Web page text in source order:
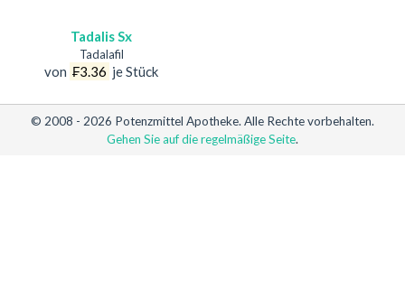
Tadalis Sx
Tadalafil
von ₣3.36 je Stück
© 2008 - 2026 Potenzmittel Apotheke. Alle Rechte vorbehalten.
Gehen Sie auf die regelmäßige Seite.